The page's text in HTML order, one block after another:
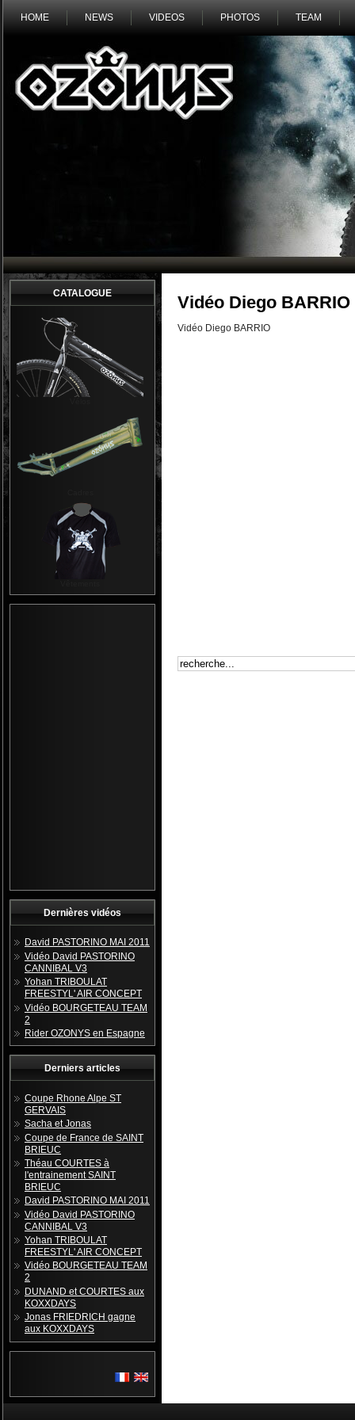
HOME NEWS VIDEOS PHOTOS TEAM
CATALOGUE
Dernières vidéos
David PASTORINO MAI 2011
Vidéo David PASTORINO
CANNIBAL V3
Yohan TRIBOULAT
FREESTYL' AIR CONCEPT
Vidéo BOURGETEAU TEAM
2
Rider OZONYS en Espagne
Derniers articles
Coupe Rhone Alpe ST
GERVAIS
Sacha et Jonas
Coupe de France de SAINT
BRIEUC
Théau COURTES à
l'entrainement SAINT
BRIEUC
David PASTORINO MAI 2011
Vidéo David PASTORINO
CANNIBAL V3
Yohan TRIBOULAT
FREESTYL' AIR CONCEPT
Vidéo BOURGETEAU TEAM
2
DUNAND et COURTES aux
KOXXDAYS
Jonas FRIEDRICH gagne
aux KOXXDAYS
Vidéo Diego BARRIO
Vidéo Diego BARRIO